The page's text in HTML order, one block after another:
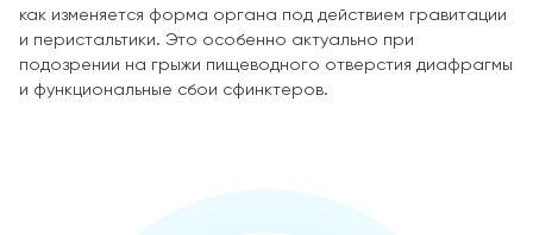
как изменяется форма органа под действием гравитации
и перистальтики. Это особенно актуально при
подозрении на грыжи пищеводного отверстия диафрагмы
и функциональные сбои сфинктеров.